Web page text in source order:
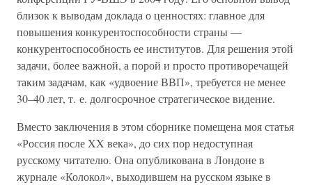
близок к выводам доклада о ценностях: главное для
повышения конкурентоспособности страны —
конкурентоспособность ее институтов. Для решения этой
задачи, более важной, а порой и просто противоречащей
таким задачам, как «удвоение ВВП», требуется не менее
30–40 лет, т. е. долгосрочное стратегическое видение.
Вместо заключения в этом сборнике помещена моя статья
«Россия после XX века», до сих пор недоступная
русскому читателю. Она опубликована в Лондоне в
журнале «Колокол», выходившем на русском языке в